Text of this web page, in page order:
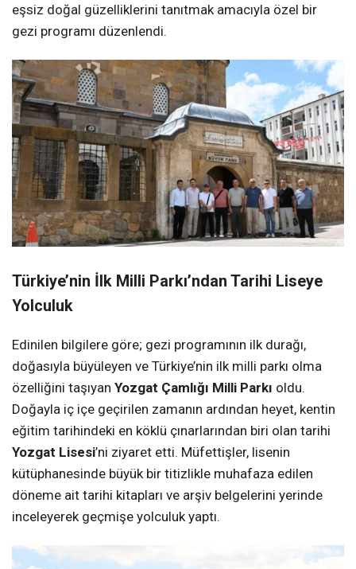
eşsiz doğal güzelliklerini tanıtmak amacıyla özel bir
gezi programı düzenlendi.
Türkiye’nin İlk Milli Parkı’ndan Tarihi Liseye
Yolculuk
Edinilen bilgilere göre; gezi programının ilk durağı,
doğasıyla büyüleyen ve Türkiye’nin ilk milli parkı olma
özelliğini taşıyan Yozgat Çamlığı Milli Parkı oldu.
Doğayla iç içe geçirilen zamanın ardından heyet, kentin
eğitim tarihindeki en köklü çınarlarından biri olan tarihi
Yozgat Lisesi’ni ziyaret etti. Müfettişler, lisenin
kütüphanesinde büyük bir titizlikle muhafaza edilen
döneme ait tarihi kitapları ve arşiv belgelerini yerinde
inceleyerek geçmişe yolculuk yaptı.